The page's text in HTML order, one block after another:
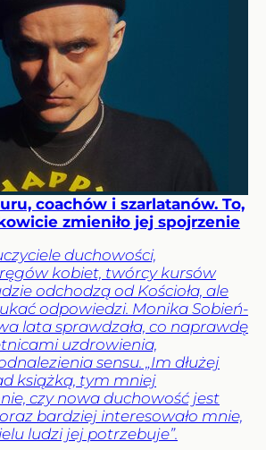
coachów i szarlatanów. To,
zmieniło jej spojrzenie
duchowości,
kobiet, twórcy kursów
odchodzą od Kościoła, ale
odpowiedzi. Monika Sobień-
lata sprawdzała, co naprawdę
uzdrowienia,
sensu. „Im dłużej
książką, tym mniej
czy nowa duchowość jest
bardziej interesowało mnie,
ludzi jej potrzebuje”.